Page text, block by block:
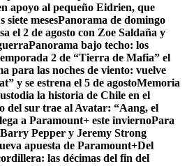
apoyo al pequeño Eidrien, que
siete mesesPanorama de domingo
el 2 de agosto con Zoe Saldaña y
Panorama bajo techo: los
2 de “Tierra de Mafia” el
para las noches de viento: vuelve
y se estrena el 5 de agostoMemoria
la historia de Chile en el
del sur trae al Avatar: “Aang, el
a Paramount+ este inviernoPara
Pepper y Jeremy Strong
apuesta de Paramount+Del
las décimas del fin del